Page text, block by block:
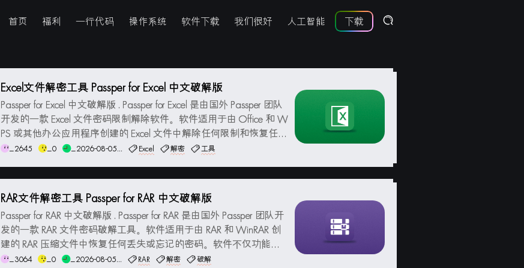
首页 下载
福利 一行代码 操作系统 软件下载 我们很好 人工智能
Excel文件解密工具 Passper for Excel 中文破解版
Passper for Excel 中文破解版 . Passper for Excel 是由国外 Passper 团队
开发的一款 Excel 文件密码限制解除软件。软件适用于由 Office 和 W
PS 或其他办公应用程序创建的 Excel 文件中解除任何限制和恢复任何
丢失或忘记的密码。软件不仅功能强大还具有非常简洁而又直观的界
_2645 _0 _2026-08-05... Excel 解密 工具
RAR文件解密工具 Passper for RAR 中文破解版
Passper for RAR 中文破解版 . Passper for RAR 是由国外 Passper 团队开
发的一款 RAR 文件密码破解工具。软件适用于由 RAR 和 WinRAR 创
建的 RAR 压缩文件中恢复任何丢失或忘记的密码。软件不仅功能强
大还具有非常简洁而又直观的界面，操作简单只需简单的几个步骤即
_3064 _0 _2026-08-05... RAR 解密 破解